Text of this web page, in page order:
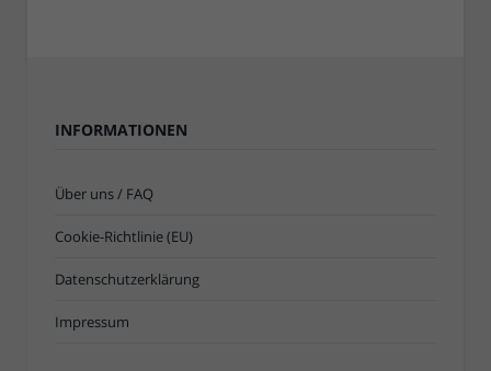
INFORMATIONEN
Über uns / FAQ
Cookie-Richtlinie (EU)
Datenschutzerklärung
Impressum